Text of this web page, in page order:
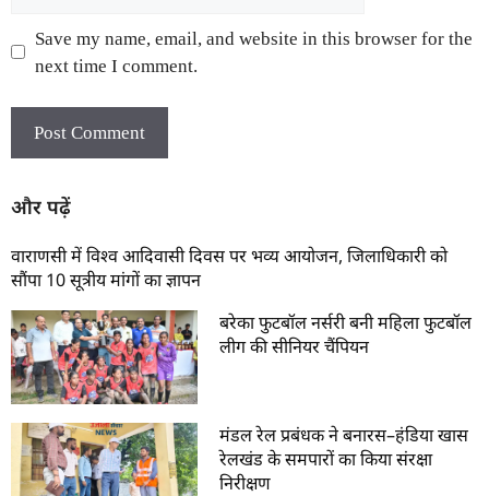
Save my name, email, and website in this browser for the
next time I comment.
और पढ़ें
वाराणसी में विश्व आदिवासी दिवस पर भव्य आयोजन, जिलाधिकारी को
सौंपा 10 सूत्रीय मांगों का ज्ञापन
बरेका फुटबॉल नर्सरी बनी महिला फुटबॉल
लीग की सीनियर चैंपियन
मंडल रेल प्रबंधक ने बनारस–हंडिया खास
रेलखंड के समपारों का किया संरक्षा
निरीक्षण